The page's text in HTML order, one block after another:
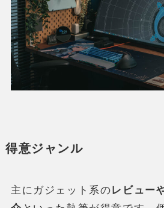
得意ジャンル
主にガジェット系のレビュー